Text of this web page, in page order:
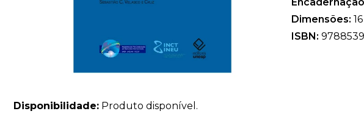
Disponibilidade: Produto disponível.
Dimensões:
ISBN: